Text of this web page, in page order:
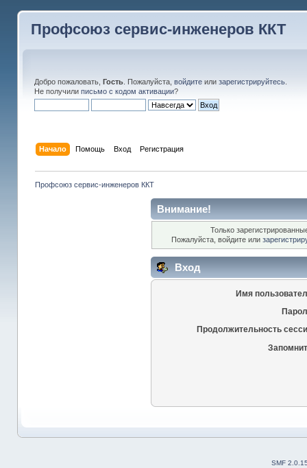
Профсоюз сервис-инженеров ККТ
Добро пожаловать, Гость. Пожалуйста, войдитеили зарегистрируйтесь.
Не получили письмо с кодом активации?
Начало Помощь Вход Регистрация
Профсоюз сервис-инженеров ККТ
Внимание!
Только
Пожалуйста, войдите или
Вход
Имя
Продолжительность
SMF